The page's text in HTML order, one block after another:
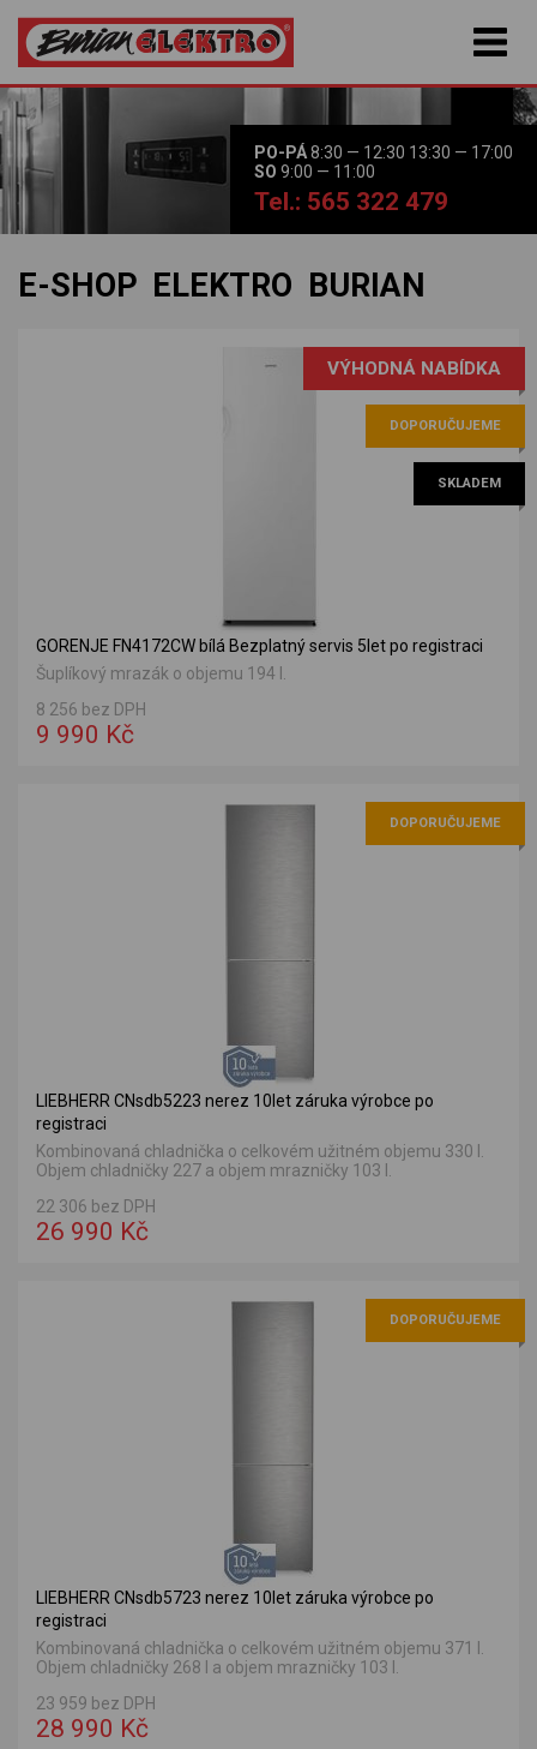
PO-PÁ8:30 — 12:30 13:30 — 17:00
SO 9:00 — 11:00
Tel.: 565 322 479
E-SHOP ELEKTRO BURIAN
VÝHODNÁ NABÍDKA
DOPORUČUJEME
SKLADEM
GORENJE FN4172CW bílá Bezplatný servis 5let po registraci
Šuplíkový mrazák o objemu 194 l.
8 256 bez DPH
9 990 Kč
DOPORUČUJEME
LIEBHERR CNsdb5223 nerez 10let záruka výrobce po
registraci
Kombinovaná chladnička o celkovém užitném objemu 330 l.
Objem chladničky 227 a objem mrazničky 103 l.
22 306 bez DPH
26 990 Kč
DOPORUČUJEME
LIEBHERR CNsdb5723 nerez 10let záruka výrobce po
registraci
Kombinovaná chladnička o celkovém užitném objemu 371 l.
Objem chladničky 268 l a objem mrazničky 103 l.
23 959 bez DPH
28 990 Kč